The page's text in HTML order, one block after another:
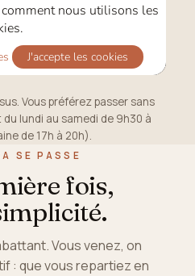
Vous préférez passer sans
lundi au samedi de 9h30 à
de 17h à 20h).
SE PASSE
fois,
Vous venez, on
: que vous repartiez en